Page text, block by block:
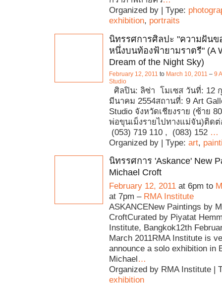
Organized by | Type:
exhibition, portraits
นิทรรศการศิลปะ "ความฝัน
หนึ่งบนท้องฟ้ายามราตรี" (A
Dream of the Night Sky)
February 12, 2011 to March 10, 2011 – 9
Studio
ศิลปิน: ลิซ่า โมเซส วันที่: 12
มีนาคม 2554สถานที่: 9 Art
Studio จังหวัดเชียงราย (ซ้าย
พ่อขุนเม็งรายไปทางแม่จัน)ติด
(053) 719 110 , (083) 152 …
Organized by | Type: art,
นิทรรศการ 'Askance' New
Michael Croft
February 12, 2011 at 6pm to
at 7pm – RMA Institute
ASKANCENew Paintings by
CroftCurated by Piyatat
Institute, Bangkok12th
March 2011RMA Institute is
announce a solo exhibition in
Michael …
Organized by RMA Institute |
exhibition